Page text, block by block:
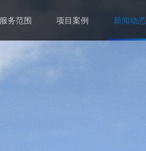
服务范围 项目案例 新闻动态